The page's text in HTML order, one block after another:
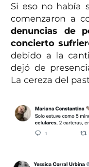
Si eso no había
comenzaron a
denuncias de
concierto
debido a la
dejó de
La cereza del